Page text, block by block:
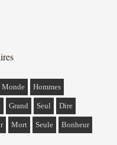
Monde Hommes
Grand Seul Dire
Mort Seule Bonheur